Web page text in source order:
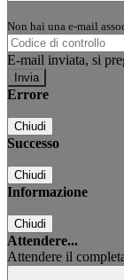
Non hai una e-mail
E-mail inviata, si
Errore
Chiudi
Successo
Chiudi
Informazione
Chiudi
Attendere...
Attendere il